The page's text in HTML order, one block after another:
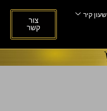
שעון קיר
צור
קשר